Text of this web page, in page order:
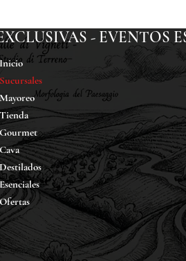
- EVENTOS
Sucursales
Mayoreo
Gourmet